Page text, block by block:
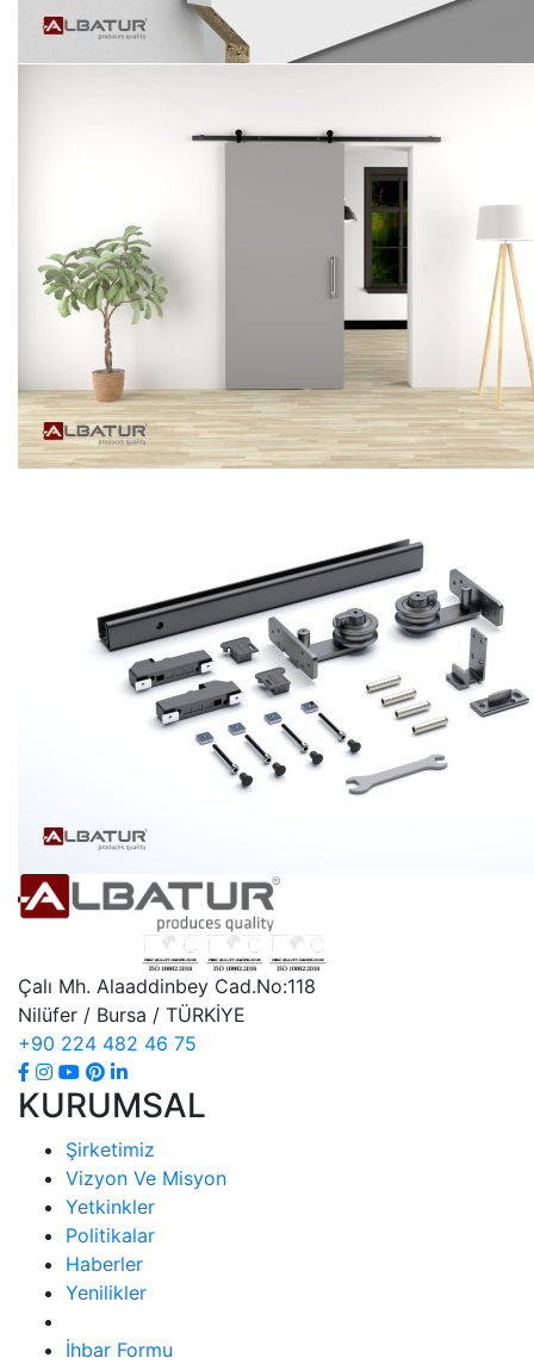
Çalı Mh. Alaaddinbey Cad.No:118
Nilüfer / Bursa / TÜRKİYE
+90 224 482 46 75
KURUMSAL
Şirketimiz
Vizyon Ve Misyon
Yetkinkler
Politikalar
Haberler
Yenilikler
İhbar Formu